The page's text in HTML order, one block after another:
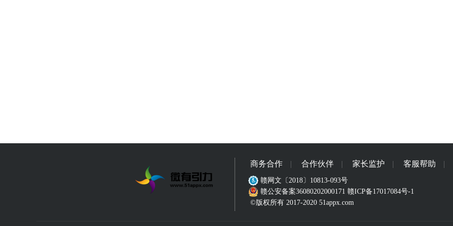
商务合作 | 合作伙伴 | 家长监护 | 客服帮助 |
赣网文〔2018〕10813-093号
赣公安备案36080202000171 赣ICP备17017084号-1
©版权所有 2017-2020 51appx.com